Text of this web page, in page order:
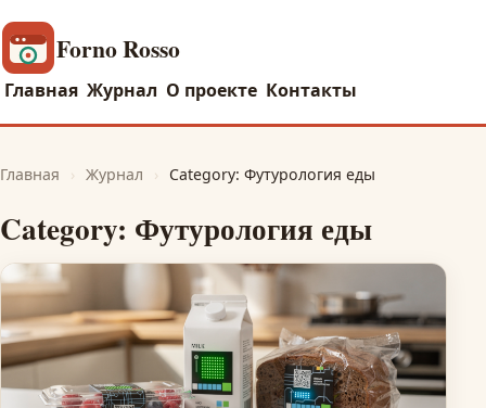
Forno Rosso
Главная Журнал О проекте Контакты
Главная › Журнал › Category: Футурология еды
Category: Футурология еды